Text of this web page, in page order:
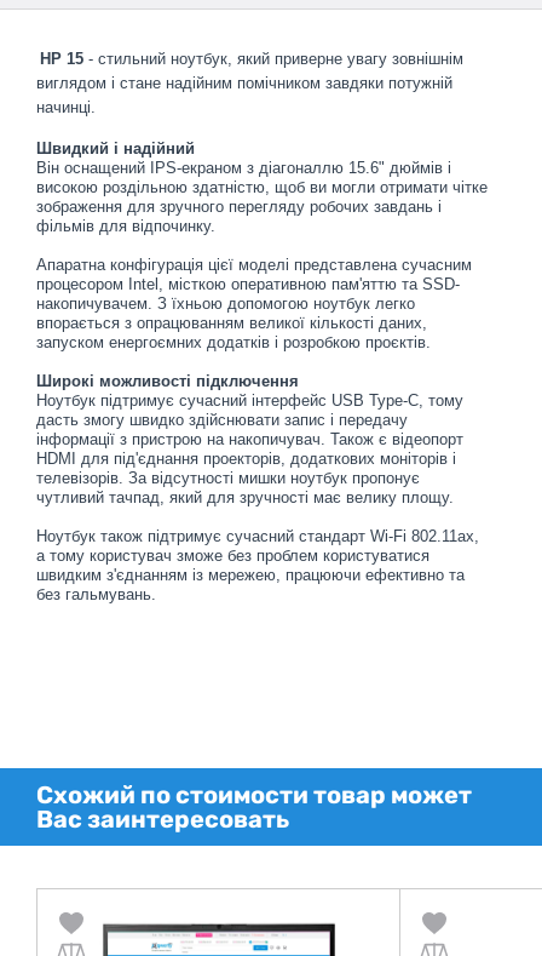
HP 15 - стильний ноутбук, який приверне увагу зовнішнім
виглядом і стане надійним помічником завдяки потужній
начинці.
Швидкий і надійний
Він оснащений IPS-екраном з діагоналлю 15.6" дюймів і
високою роздільною здатністю, щоб ви могли отримати чітке
зображення для зручного перегляду робочих завдань і
фільмів для відпочинку.
Апаратна конфігурація цієї моделі представлена сучасним
процесором Intel, місткою оперативною пам'яттю та SSD-
накопичувачем. З їхньою допомогою ноутбук легко
впорається з опрацюванням великої кількості даних,
запуском енергоємних додатків і розробкою проєктів.
Широкі можливості підключення
Ноутбук підтримує сучасний інтерфейс USB Type-C, тому
дасть змогу швидко здійснювати запис і передачу
інформації з пристрою на накопичувач. Також є відеопорт
HDMI для під'єднання проекторів, додаткових моніторів і
телевізорів. За відсутності мишки ноутбук пропонує
чутливий тачпад, який для зручності має велику площу.
Ноутбук також підтримує сучасний стандарт Wi-Fi 802.11ax,
а тому користувач зможе без проблем користуватися
швидким з'єднанням із мережею, працюючи ефективно та
без гальмувань.
Схожий по стоимости товар может
Вас заинтересовать